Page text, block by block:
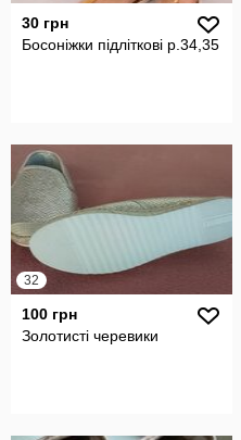
30 грн
Босоніжки підліткові р.34,35
32
100 грн
Золотисті черевики